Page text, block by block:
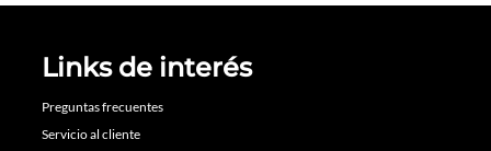
Links de interés
Preguntas frecuentes
Servicio al cliente